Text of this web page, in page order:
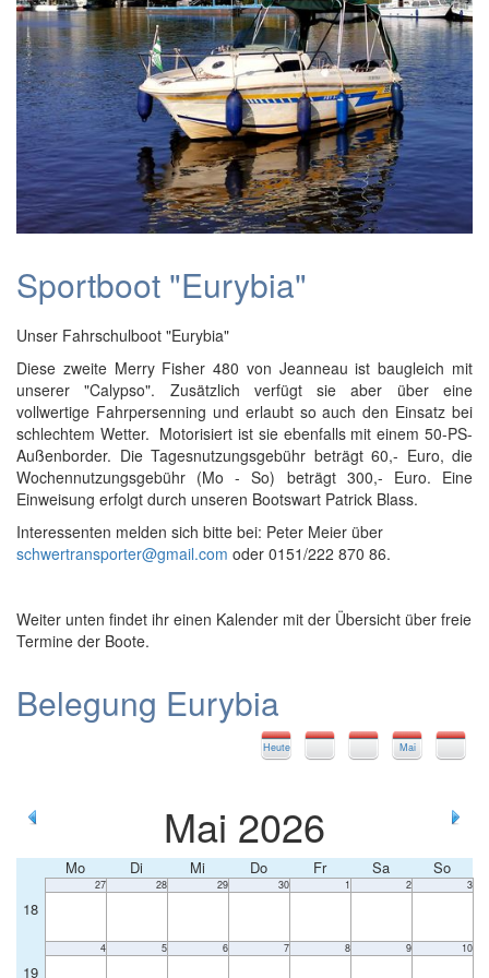
Sportboot "Eurybia"
Unser Fahrschulboot "Eurybia"
Diese zweite Merry Fisher 480 von Jeanneau ist baugleich mit
unserer "Calypso". Zusätzlich verfügt sie aber über eine
vollwertige Fahrpersenning und erlaubt so auch den Einsatz bei
schlechtem Wetter. Motorisiert ist sie ebenfalls mit einem 50-PS-
Außenborder. Die Tagesnutzungsgebühr beträgt 60,- Euro, die
Wochennutzungsgebühr (Mo - So) beträgt 300,- Euro. Eine
Einweisung erfolgt durch unseren Bootswart Patrick Blass.
Interessenten melden sich bitte bei: Peter Meier über
schwertransporter@gmail.com oder 0151/222 870 86.
Weiter unten findet ihr einen Kalender mit der Übersicht über freie
Termine der Boote.
Belegung Eurybia
Mai
Heute
Mai 2026
Mo Di Mi Do Fr Sa
So
18
27 28 29 30 1 2 3
19
4 5 6 7 8 9 10